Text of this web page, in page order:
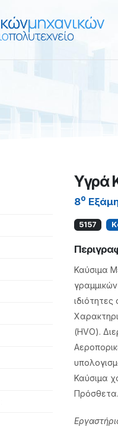
Υγρά
8ο
5157
Καύσιμα
ιδιότητες
(HVO).
Καύσιμα
Πρόσθετα.